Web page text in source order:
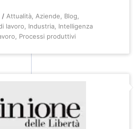
/ Attualità Aziende Blog
lavoro
Industria Intelligenza
Processi produttivi